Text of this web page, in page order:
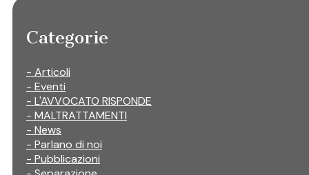
Categorie
- Articoli
- Eventi
- L'AVVOCATO RISPONDE
- MALTRATTAMENTI
- News
- Parlano di noi
- Pubblicazioni